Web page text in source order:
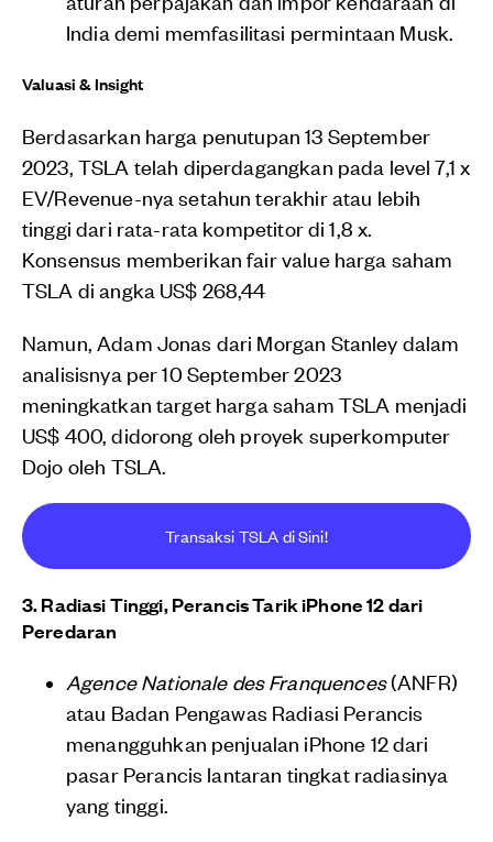
India demi memfasilitasi permintaan Musk.
Valuasi & Insight
Berdasarkan harga penutupan 13 September
2023, TSLA telah diperdagangkan pada level 7,1 x
EV/Revenue-nya setahun terakhir atau lebih
tinggi dari rata-rata kompetitor di 1,8 x.
Konsensus memberikan fair value harga saham
TSLA di angka US$ 268,44
Namun, Adam Jonas dari Morgan Stanley dalam
analisisnya per 10 September 2023
meningkatkan target harga saham TSLA menjadi
US$ 400, didorong oleh proyek superkomputer
Dojo oleh TSLA.
Transaksi TSLA di Sini!
3. Radiasi Tinggi, Perancis Tarik iPhone 12 dari
Peredaran
Agence Nationale des Franquences(ANFR)
atau Badan Pengawas Radiasi Perancis
menangguhkan penjualan iPhone 12 dari
pasar Perancis lantaran tingkat radiasinya
yang tinggi.